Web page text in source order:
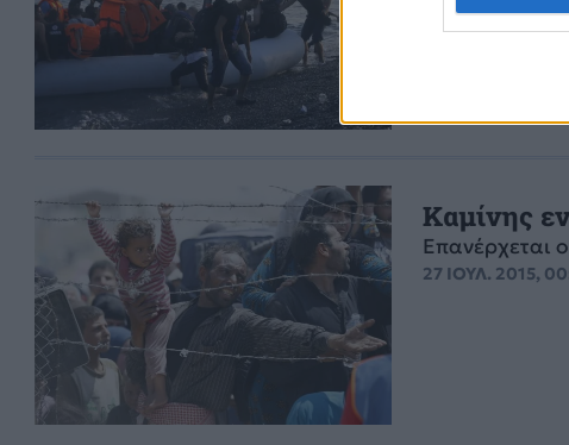
επιμονή εδώ
Καμίνης
Επανέρχεται
27 ΙΟΥΛ. 2015,